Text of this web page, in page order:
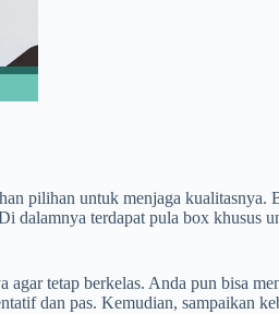
pilihan untuk menjaga
dalamnya terdapat pula box
tetap berkelas. Anda pun bisa
dan pas. Kemudian, sampaikan